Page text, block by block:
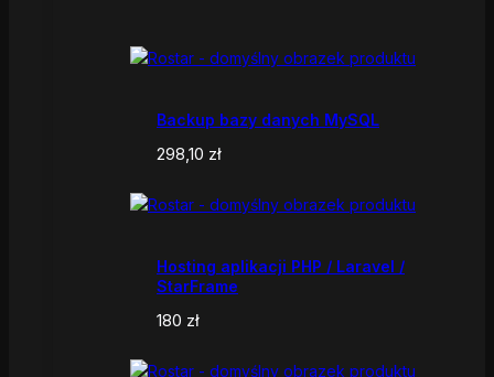
Backup bazy danych MySQL
298,10 zł
Hosting aplikacji PHP / Laravel /
StarFrame
180 zł